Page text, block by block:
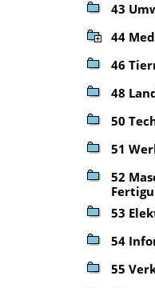
43
44
46
48
50
51
52
53
54
55